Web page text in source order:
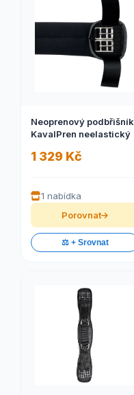
Neoprenový podbřišník
KavalPren neelastický
1 329 Kč
1 nabídka
Porovnat
⚖️ + Srovnat